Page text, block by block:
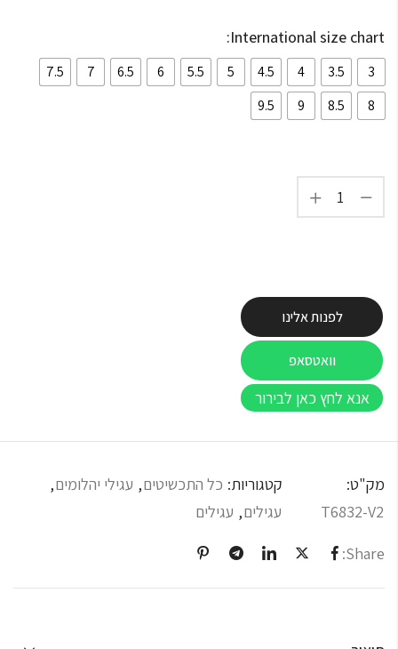
International size chart:
3
3.5
4
4.5
5
5.5
6
6.5
7
7.5
8
8.5
9
9.5
לפנות אלינו
וואטסאפ
אנא לחץ כאן לבירור
מק"ט:
T6832-V2
קטגוריות: כל התכשיטים, עגילי יהלומים,
עגילים, עגילים
Share: